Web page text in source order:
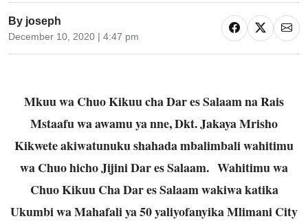
By joseph
December 10, 2020 | 4:47 pm
Mkuu wa Chuo Kikuu cha Dar es Salaam na Rais
Mstaafu wa awamu ya nne, Dkt. Jakaya Mrisho
Kikwete akiwatunuku shahada mbalimbali wahitimu
wa Chuo hicho Jijini Dar es Salaam. Wahitimu wa
Chuo Kikuu Cha Dar es Salaam wakiwa katika
Ukumbi wa Mahafali ya 50 yaliyofanyika Mlimani City